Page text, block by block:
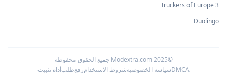
Truckers of Europe 3
Duolingo
©2025 Modextra.com جميع الحقوق محفوظة
DMCAسياسة الخصوصيةشروط الاستخدامرفعطلبأداة تثبيت